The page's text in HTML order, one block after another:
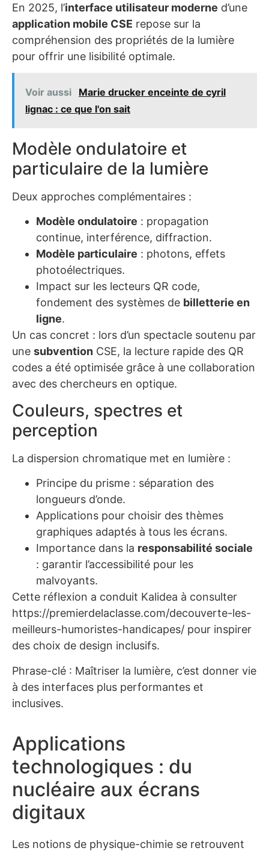
En 2025, l’interface utilisateur moderne d’une
application mobile CSE repose sur la
compréhension des propriétés de la lumière
pour offrir une lisibilité optimale.
Voir aussi
Marie drucker enceinte de cyril
lignac : ce que l'on sait
Modèle ondulatoire et
particulaire de la lumière
Deux approches complémentaires :
Modèle ondulatoire : propagation
continue, interférence, diffraction.
Modèle particulaire : photons, effets
photoélectriques.
Impact sur les lecteurs QR code,
fondement des systèmes de billetterie en
ligne.
Un cas concret : lors d’un spectacle soutenu par
une subvention CSE, la lecture rapide des QR
codes a été optimisée grâce à une collaboration
avec des chercheurs en optique.
Couleurs, spectres et
perception
La dispersion chromatique met en lumière :
Principe du prisme : séparation des
longueurs d’onde.
Applications pour choisir des thèmes
graphiques adaptés à tous les écrans.
Importance dans la responsabilité sociale
: garantir l’accessibilité pour les
malvoyants.
Cette réflexion a conduit Kalidea à consulter
https://premierdelaclasse.com/decouverte-les-
meilleurs-humoristes-handicapes/ pour inspirer
des choix de design inclusifs.
Phrase-clé : Maîtriser la lumière, c’est donner vie
à des interfaces plus performantes et
inclusives.
Applications
technologiques : du
nucléaire aux écrans
digitaux
Les notions de physique-chimie se retrouvent